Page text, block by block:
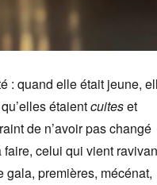
: quand elle était jeune,
étaientcuiteset
de n’avoir pas changé
faire, celui qui vient
premières, mécénat,